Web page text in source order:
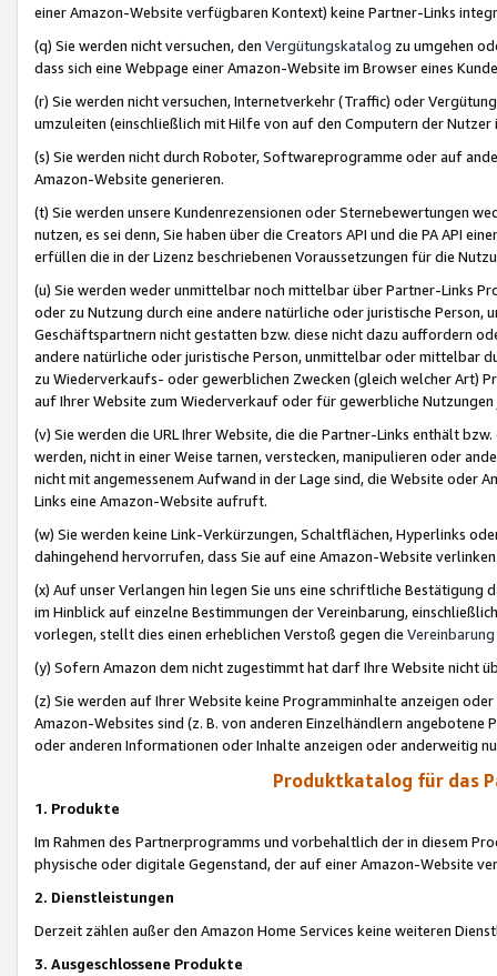
einer Amazon-Website verfügbaren Kontext) keine Partner-Links
(q) Sie werden nicht versuchen, den Vergütungskatalog zu umgehen
dass sich eine Webpage einer Amazon-Website im Browser eines
(r) Sie werden nicht versuchen, Internetverkehr (Traffic) oder
umzuleiten (einschließlich mit Hilfe von auf den Computern der
(s) Sie werden nicht durch Roboter, Softwareprogramme oder auf
Amazon-Website generieren.
(t) Sie werden unsere Kundenrezensionen oder Sternebewertungen
nutzen, es sei denn, Sie haben über die Creators API und die PA API
erfüllen die in der Lizenz beschriebenen Voraussetzungen für die
(u) Sie werden weder unmittelbar noch mittelbar über Partner-Links
oder zu Nutzung durch eine andere natürliche oder juristische
Geschäftspartnern nicht gestatten bzw. diese nicht dazu auffordern
andere natürliche oder juristische Person, unmittelbar oder mittelbar
zu Wiederverkaufs- oder gewerblichen Zwecken (gleich welcher Art)
auf Ihrer Website zum Wiederverkauf oder für gewerbliche
(v) Sie werden die URL Ihrer Website, die die Partner-Links enthält
werden, nicht in einer Weise tarnen, verstecken, manipulieren oder
nicht mit angemessenem Aufwand in der Lage sind, die Website oder
Links eine Amazon-Website aufruft.
(w) Sie werden keine Link-Verkürzungen, Schaltflächen, Hyperlinks
dahingehend hervorrufen, dass Sie auf eine Amazon-Website
(x) Auf unser Verlangen hin legen Sie uns eine schriftliche
im Hinblick auf einzelne Bestimmungen der Vereinbarung,
vorlegen, stellt dies einen erheblichen Verstoß gegen die Vereinbarung
(y) Sofern Amazon dem nicht zugestimmt hat darf Ihre Website nicht
(z) Sie werden auf Ihrer Website keine Programminhalte anzeigen
Amazon-Websites sind (z. B. von anderen Einzelhändlern
oder anderen Informationen oder Inhalte anzeigen oder anderweitig
Produktkatalog für das
1. Produkte
Im Rahmen des Partnerprogramms und vorbehaltlich der in diesem
physische oder digitale Gegenstand, der auf einer Amazon-Website
2. Dienstleistungen
Derzeit zählen außer den Amazon Home Services keine weiteren
3. Ausgeschlossene Produkte